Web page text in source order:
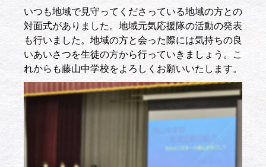
いつも地域で見守ってくださっている地域の方との
対面式がありました。地域元気応援隊の活動の発表
も行いました。地域の方と会った際には気持ちの良
いあいさつを生徒の方から行っていきましょう。こ
れからも藤山中学校をよろしくお願いいたします。